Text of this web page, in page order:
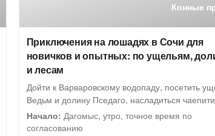
Конные
Приключения на лошадях в Сочи для
новичков и опытных: по ущельям,
и лесам
Дойти к Варваровскому водопаду, посетить
Ведьм и долину Пседаго, насладиться
Начало: Дагомыс, утро, точное время по
согласованию